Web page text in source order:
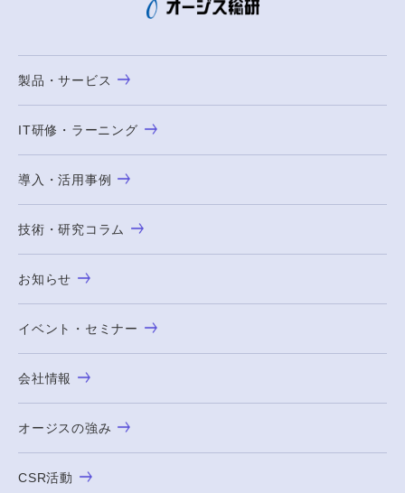
製品・サービス
IT研修・ラーニング
導入・活用事例
技術・研究コラム
お知らせ
イベント・セミナー
会社情報
オージスの強み
CSR活動